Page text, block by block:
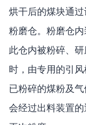
烘干后的煤块通
粉磨仓。粉磨仓
此仓内被粉碎、
时，由专用的引
已粉碎的煤粉及
会经过出料装置